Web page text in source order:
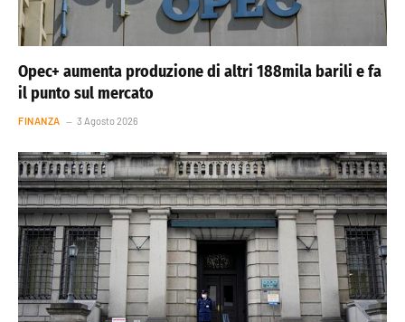
Opec+ aumenta produzione di altri 188mila barili e fa
il punto sul mercato
FINANZA 3 Agosto 2026